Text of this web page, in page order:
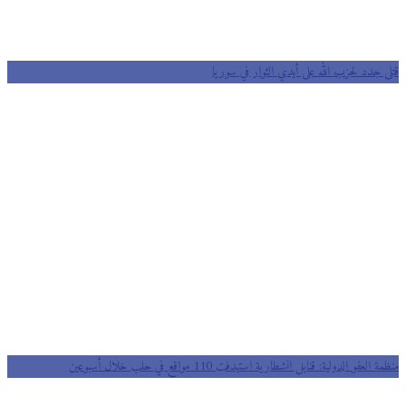
قتلى جدد لحزب الله على أيدي الثوار في سوريا
منظمة العفو الدولية: قنابل انشطارية استهدفت 110 مواقع في حلب خلال أسبوعين